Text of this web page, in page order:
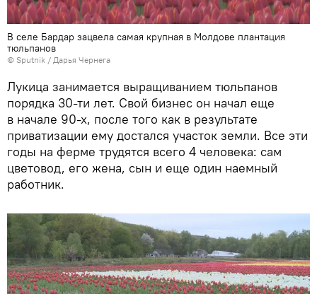
В селе Бардар зацвела самая крупная в Молдове плантация
тюльпанов
© Sputnik / Дарья Чернега
Лукица занимается выращиванием тюльпанов
порядка 30-ти лет. Свой бизнес он начал еще
в начале 90-х, после того как в результате
приватизации ему достался участок земли. Все эти
годы на ферме трудятся всего 4 человека: сам
цветовод, его жена, сын и еще один наемный
работник.